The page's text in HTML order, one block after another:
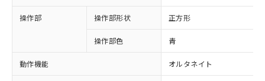
操作部 操作部形状 正方形
操作部色 青
動作機能 オルタネイト